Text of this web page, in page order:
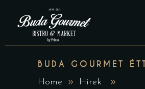
BUDA GOURMET
Home
Hírek